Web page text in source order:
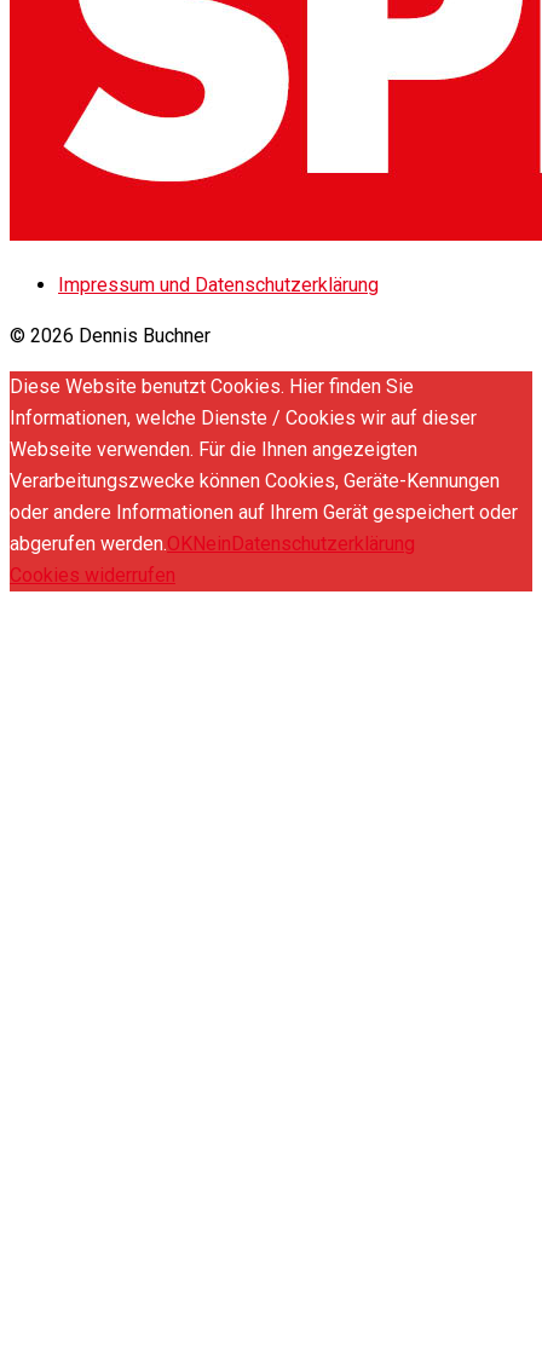
Impressum und Datenschutzerklärung
© 2026 Dennis Buchner
Diese Website benutzt Cookies. Hier finden Sie
Informationen, welche Dienste / Cookies wir auf dieser
Webseite verwenden. Für die Ihnen angezeigten
Verarbeitungszwecke können Cookies, Geräte-Kennungen
oder andere Informationen auf Ihrem Gerät gespeichert oder
abgerufen werden.OKNeinDatenschutzerklärung
Cookies widerrufen